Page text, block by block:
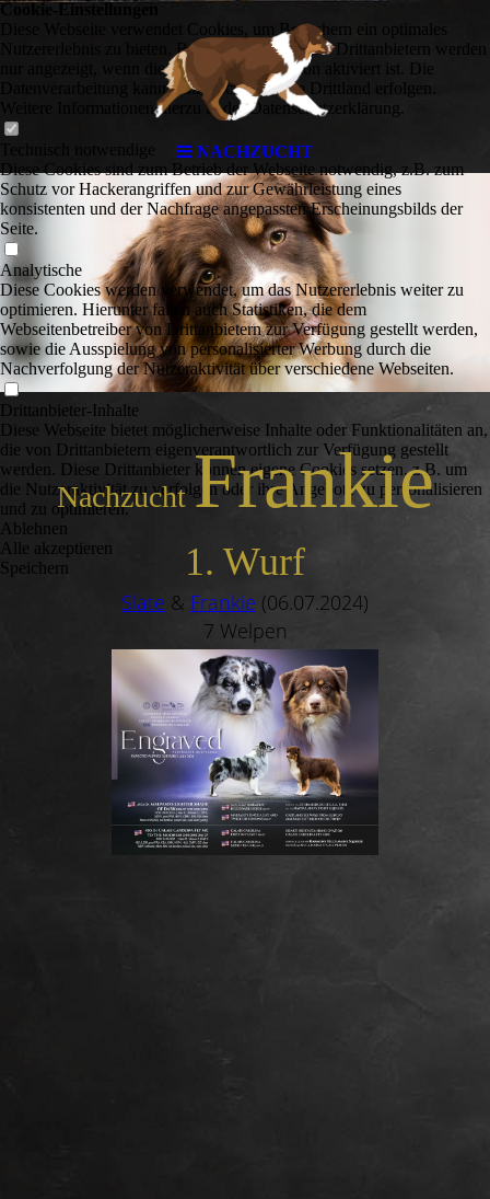
NACHZUCHT
NachzuchtFrankie
1. Wurf
Slate & Frankie (06.07.2024)
7 Welpen
Cookie-Einstellungen
Diese Webseite verwendet Cookies, um Besuchern ein optimales
Nutzererlebnis zu bieten. Bestimmte Inhalte von Drittanbietern werden
nur angezeigt, wenn die entsprechende Option aktiviert ist. Die
Datenverarbeitung kann dann auch in einem Drittland erfolgen.
Weitere Informationen hierzu in der Datenschutzerklärung.
Diese Cookies sind zum Betrieb der Webseite notwendig, z.B. zum
Schutz vor Hackerangriffen und zur Gewährleistung eines
konsistenten und der Nachfrage angepassten Erscheinungsbilds der
Seite.
Analytische
Diese Cookies werden verwendet, um das Nutzererlebnis weiter zu
optimieren. Hierunter fallen auch Statistiken, die dem
Webseitenbetreiber von Drittanbietern zur Verfügung gestellt werden,
sowie die Ausspielung von personalisierter Werbung durch die
Nachverfolgung der Nutzeraktivität über verschiedene Webseiten.
Drittanbieter-Inhalte
Diese Webseite bietet möglicherweise Inhalte oder Funktionalitäten an,
die von Drittanbietern eigenverantwortlich zur Verfügung gestellt
werden. Diese Drittanbieter können eigene Cookies setzen, z.B. um
die Nutzeraktivität zu verfolgen oder ihre Angebote zu personalisieren
und zu optimieren.
Ablehnen
Alle akzeptieren
Speichern